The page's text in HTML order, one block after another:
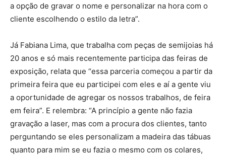
a opção de gravar o nome e personalizar na hora com o
cliente escolhendo o estilo da letra”.
Já Fabiana Lima, que trabalha com peças de semijoias há
20 anos e só mais recentemente participa das feiras de
exposição, relata que “essa parceria começou a partir da
primeira feira que eu participei com eles e aí a gente viu
a oportunidade de agregar os nossos trabalhos, de feira
em feira”. E relembra: “A princípio a gente não fazia
gravação a laser, mas com a procura dos clientes, tanto
perguntando se eles personalizam a madeira das tábuas
quanto para mim se eu fazia o mesmo com os colares,